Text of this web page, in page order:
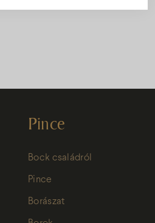
Pince
Bock családról
Pince
Borászat